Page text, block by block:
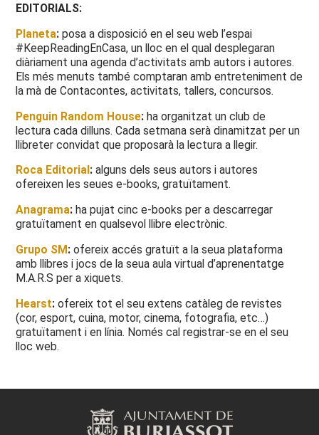
EDITORIALS:
Planeta: posa a disposició en el seu web l’espai
#KeepReadingEnCasa, un lloc en el qual desplegaran
diàriament una agenda d’activitats amb autors i autores.
Els més menuts també comptaran amb entreteniment de
la mà de Contacontes, activitats, tallers, concursos.
Penguin Random House:ha organitzat un club de
lectura cada dilluns. Cada setmana serà dinamitzat per un
llibreter convidat que proposarà la lectura a llegir.
Roca Editorial :alguns dels seus autors i autores
ofereixen les seues e-books, gratuïtament.
Anagrama:ha pujat cinc e-books per a descarregar
gratuïtament en qualsevol llibre electrònic.
Grupo SM:ofereix accés gratuït a la seua plataforma
amb llibres i jocs de la seua aula virtual d’aprenentatge
M.A.R.S per a xiquets.
Hearst: ofereix tot el seu extens catàleg de revistes
(cor, esport, cuina, motor, cinema, fotografia, etc…)
gratuïtament i en línia. Només cal registrar-se en el seu
lloc web.